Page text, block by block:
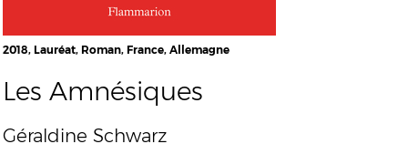
2018, Lauréat, Roman, France, Allemagne
Les Amnésiques
Géraldine Schwarz